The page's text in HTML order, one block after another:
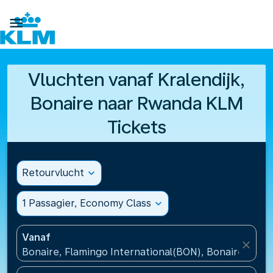

Vluchten vanaf Kralendijk,
Bonaire naar Rwanda KLM
Tickets
Retourvlucht expand_more
1 Passagier, Economy Class expand_more
Vanaf
Bonaire, Flamingo International(BON), Bonaire, St
close